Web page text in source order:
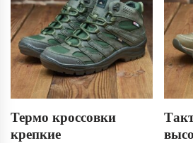
Термо кроссовки
крепкие